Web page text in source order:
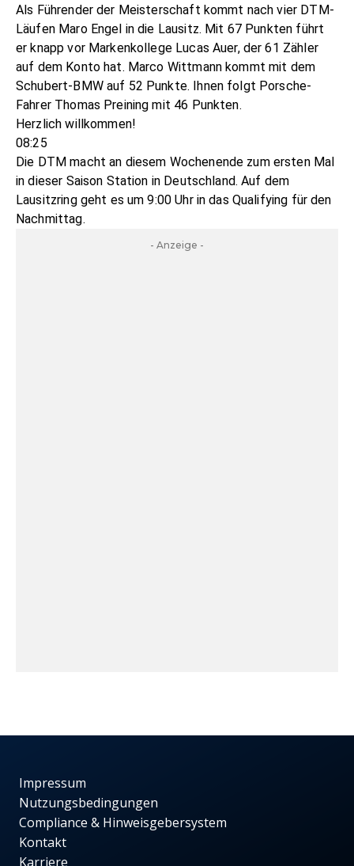
Als Führender der Meisterschaft kommt nach vier DTM-
Läufen Maro Engel in die Lausitz. Mit 67 Punkten führt
er knapp vor Markenkollege Lucas Auer, der 61 Zähler
auf dem Konto hat. Marco Wittmann kommt mit dem
Schubert-BMW auf 52 Punkte. Ihnen folgt Porsche-
Fahrer Thomas Preining mit 46 Punkten.
Herzlich willkommen!
08:25
Die DTM macht an diesem Wochenende zum ersten Mal
in dieser Saison Station in Deutschland. Auf dem
Lausitzring geht es um 9:00 Uhr in das Qualifying für den
Nachmittag.
- Anzeige -
Impressum
Nutzungsbedingungen
Compliance & Hinweisgebersystem
Kontakt
Karriere